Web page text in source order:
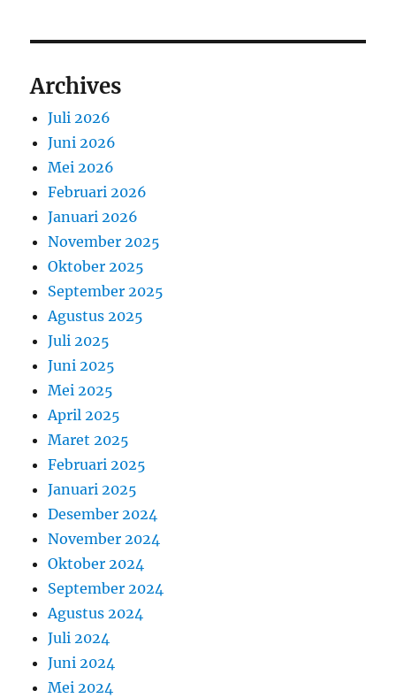
Archives
Juli 2026
Juni 2026
Mei 2026
Februari 2026
Januari 2026
November 2025
Oktober 2025
September 2025
Agustus 2025
Juli 2025
Juni 2025
Mei 2025
April 2025
Maret 2025
Februari 2025
Januari 2025
Desember 2024
November 2024
Oktober 2024
September 2024
Agustus 2024
Juli 2024
Juni 2024
Mei 2024